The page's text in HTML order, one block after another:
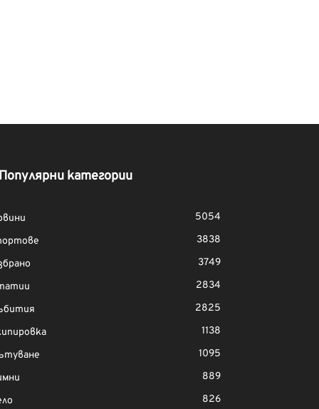
категории
5054
3838
3749
2834
2825
1138
1095
889
826